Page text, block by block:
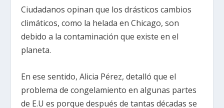
Ciudadanos opinan que los drásticos cambios
climáticos, como la helada en Chicago, son
debido a la contaminación que existe en el
planeta.
En ese sentido, Alicia Pérez, detalló que el
problema de congelamiento en algunas partes
de E.U es porque después de tantas décadas se